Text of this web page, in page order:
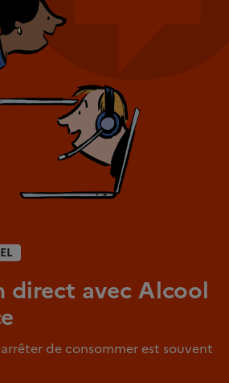
direct avec Alcool
de consommer est souvent